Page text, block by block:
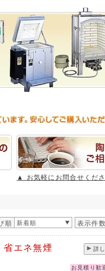
▲ お気軽にお問合せくださ
順 新着順 表示件数
エネ無煙 詳
お見積り歓